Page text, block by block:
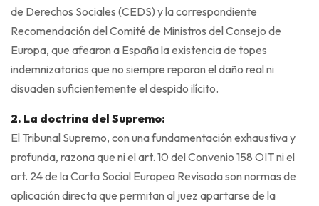
de Derechos Sociales (CEDS) y la correspondiente
Recomendación del Comité de Ministros del Consejo de
Europa, que afearon a España la existencia de topes
indemnizatorios que no siempre reparan el daño real ni
disuaden suficientemente el despido ilícito.
2. La doctrina del Supremo:
El Tribunal Supremo, con una fundamentación exhaustiva y
profunda, razona que ni el art. 10 del Convenio 158 OIT ni el
art. 24 de la Carta Social Europea Revisada son normas de
aplicación directa que permitan al juez apartarse de la